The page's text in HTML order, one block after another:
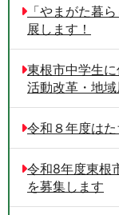
「やまがた暮
展します！
東根市中学生
活動改革・地
令和８年度は
令和8年度東根
を募集します